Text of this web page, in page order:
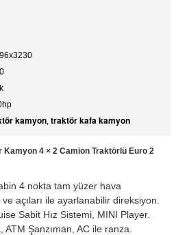
kamyon, traktör kafa kamyon
Kamyon 4 × 2 Camion Traktörlü Euro 2
4 nokta tam yüzer hava
açıları ile ayarlanabilir direksiyon.
Sabit Hız Sistemi, MINI Player.
Şanzıman, AC ile ranza.